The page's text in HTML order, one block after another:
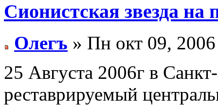
Сионистская звезда
Олегъ » Пн окт 09,
25 Августа 2006г в
реставрируемый